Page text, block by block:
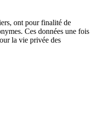
ont pour finalité de
Ces données une fois
la vie privée des